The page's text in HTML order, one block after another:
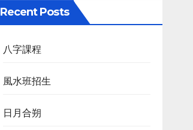
Recent Posts
八字課程
風水班招生
日月合朔